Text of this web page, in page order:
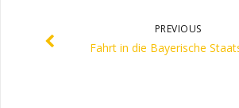
PREVIOUS
Fahrt in die Bayerische